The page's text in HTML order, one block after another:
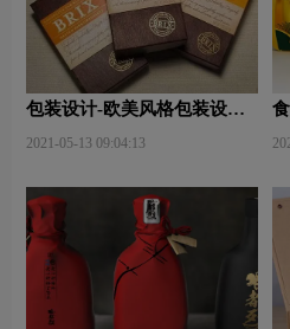
包装设计-欧美风格包装设
2021-05-13 09:04:13